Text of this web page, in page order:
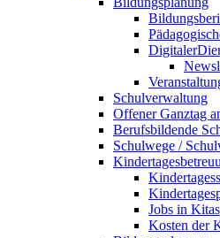
Schulverwaltung
Offener Ganztag
Berufsbildende
Schulwege /
Jobs in Kitas
Kosten der